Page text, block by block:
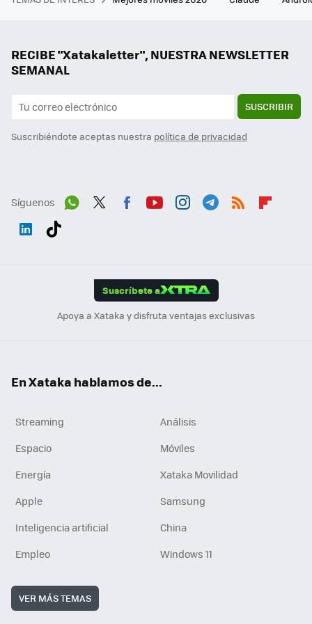
RECIBE "Xatakaletter", NUESTRA NEWSLETTER
SEMANAL
SUSCRIBIR
Suscribiéndote aceptas nuestra política de privacidad
Síguenos
Suscríbete a
Apoya a Xataka y disfruta ventajas exclusivas
En Xataka hablamos de...
Streaming
Análisis
Espacio
Móviles
Energía
Xataka Movilidad
Apple
Samsung
Inteligencia artificial
China
Empleo
Windows 11
VER MÁS TEMAS